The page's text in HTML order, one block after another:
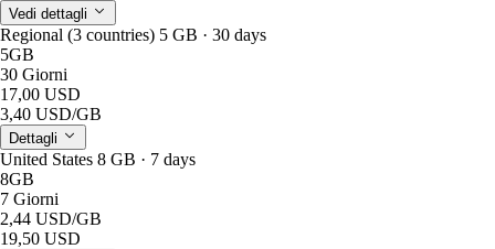
Vedi dettagli
Regional (3 countries) 5 GB · 30 days
5GB
30 Giorni
17,00 USD
3,40 USD/GB
Dettagli
United States 8 GB · 7 days
8GB
7 Giorni
2,44 USD/GB
19,50 USD